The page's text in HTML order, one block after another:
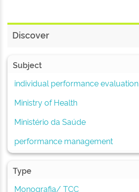
Discover
Subject
individual performance evaluation
Ministry of Health
Ministério da Saúde
performance management
Type
Monografia/ TCC